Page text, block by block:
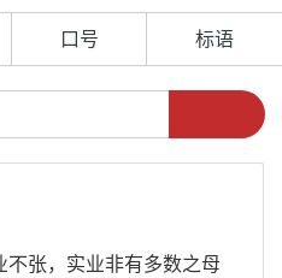
口号 标语
不张，实业非有多数之母